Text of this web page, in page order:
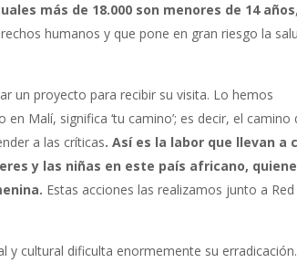
más de 18.000 son menores de 14 años
humanos y que pone en gran riesgo la
un proyecto para recibir su visita. Lo hemos
en Malí, significa ‘tu camino’; es decir, el camino
a las críticas. Así es la labor que llevan a
y las niñas en este país africano,
Estas acciones las realizamos junto a Red
y cultural dificulta enormemente su erradicación.